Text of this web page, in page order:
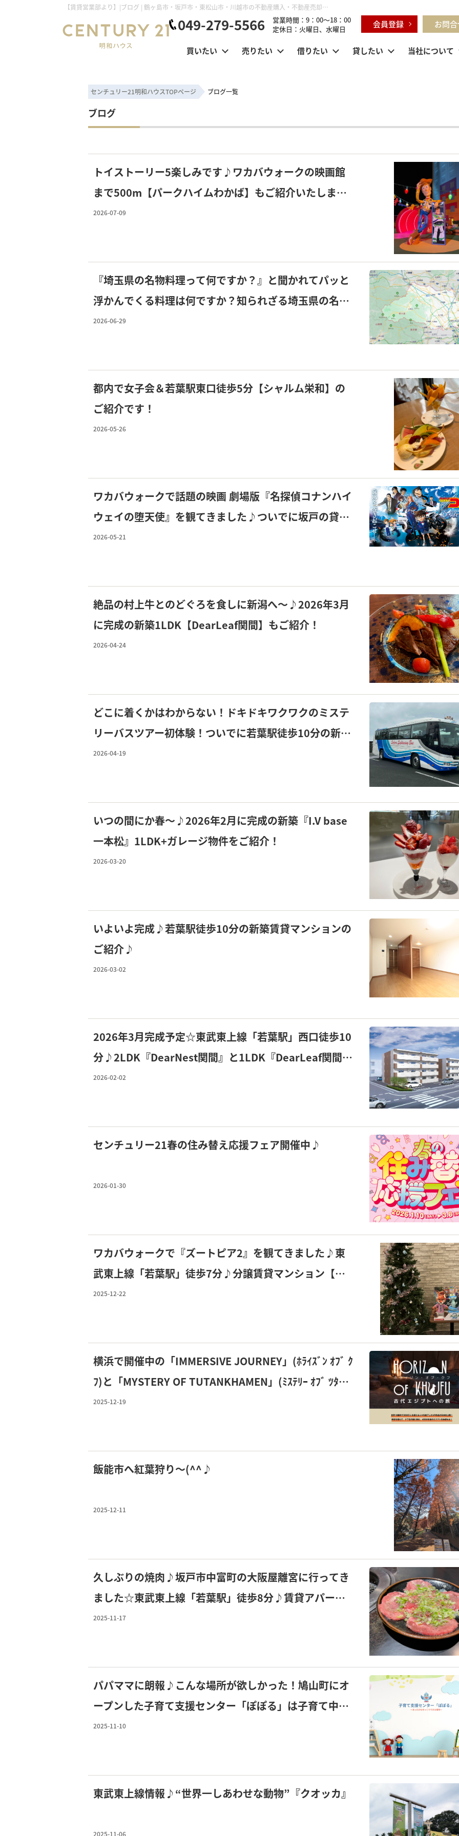
【賃貸営業部より】|ブログ | 鶴ヶ島市・坂戸市・東松山市・川越市の不動産購入・不動産売却のことならセンチュリー21明和ハウス
049-279-5566
営業時間：9：00～18：00
定休日：火曜日、水曜日
会員登録 お問
買いたい 売りたい 借りたい 貸したい 当社について
センチュリー21明和ハウスTOPページ ブログ一覧
ブログ
トイストーリー5楽しみです♪ワカバウォークの映画館
まで500m【パークハイムわかば】もご紹介いたしま
す！
2026-07-09
『埼玉県の名物料理って何ですか？』と聞かれてパッと
浮かんでくる料理は何ですか？知られざる埼玉県の名物
料理とついでに貸家もご紹介♪
2026-06-29
都内で女子会＆若葉駅東口徒歩5分【シャルム栄和】の
ご紹介です！
2026-05-26
ワカバウォークで話題の映画 劇場版『名探偵コナンハイ
ウェイの堕天使』を観てきました♪ついでに坂戸の貸家
もご紹介♪
2026-05-21
絶品の村上牛とのどぐろを食しに新潟へ～♪2026年3月
に完成の新築1LDK【DearLeaf関間】もご紹介！
2026-04-24
どこに着くかはわからない！ドキドキワクワクのミステ
リーバスツアー初体験！ついでに若葉駅徒歩10分の新築
物件もご紹介♪
2026-04-19
いつの間にか春～♪2026年2月に完成の新築『I.V base
一本松』1LDK+ガレージ物件をご紹介！
2026-03-20
いよいよ完成♪若葉駅徒歩10分の新築賃貸マンションの
ご紹介♪
2026-03-02
2026年3月完成予定☆東武東上線「若葉駅」西口徒歩10
分♪2LDK『DearNest関間』と1LDK『DearLeaf関間』
ををご紹介！
2026-02-02
センチュリー21春の住み替え応援フェア開催中♪
2026-01-30
ワカバウォークで『ズートピア2』を観てきました♪東
武東上線「若葉駅」徒歩7分♪分譲賃貸マンション【若
葉グリーンプラザ弐番館】もご紹介します！
2025-12-22
横浜で開催中の「IMMERSIVE JOURNEY」(ﾎﾗｲｽﾞﾝ ｵﾌﾞ ｸ
ﾌ)と「MYSTERY OF TUTANKHAMEN」(ﾐｽﾃﾘｰ ｵﾌﾞ ﾂﾀﾝｶ
ｰﾒﾝ）展で古代エジプトの世界に没入してきました！つ
2025-12-19
飯能市へ紅葉狩り～(^^♪
2025-12-11
久しぶりの焼肉♪坂戸市中富町の大阪屋離宮に行ってき
ました☆東武東上線「若葉駅」徒歩8分♪賃貸アパート
【パークハイムわかば】もご紹介！
2025-11-17
パパママに朗報♪こんな場所が欲しかった！鳩山町にオ
ープンした子育て支援センター「ぽぽる」は子育て中の
お父さまお母さまにとって夢のような場所♪
2025-11-10
東武東上線情報♪“世界一しあわせな動物”『クオッカ』
2025-11-06